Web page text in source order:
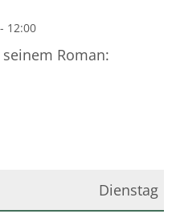
12:00
Roman:
Dienstag